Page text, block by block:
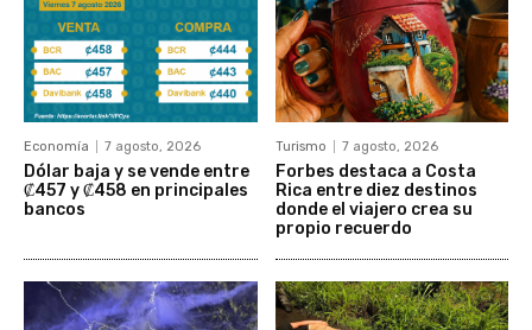
Economía 7 agosto, 2026
Dólar baja y se vende entre
₡457 y ₡458 en principales
bancos
Turismo 7 agosto, 2026
Forbes destaca a Costa
Rica entre diez destinos
donde el viajero crea su
propio recuerdo